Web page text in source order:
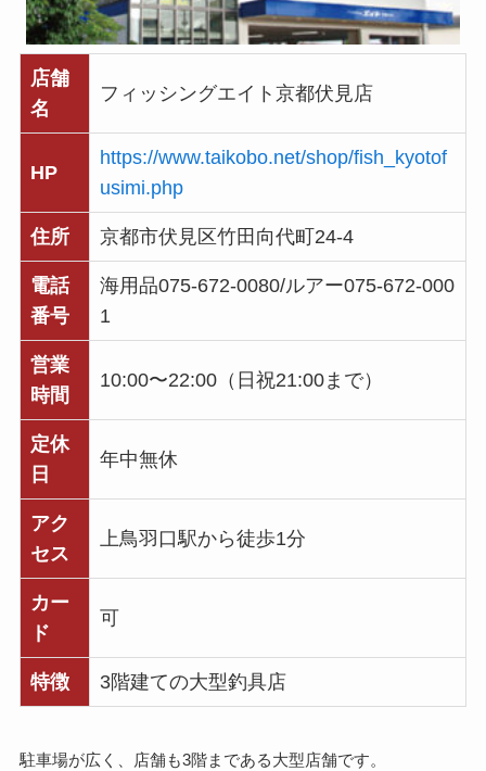
店舗
名
フィッシングエイト京都伏見店
HP
https://www.taikobo.net/shop/fish_kyotof
usimi.php
住所 京都市伏見区竹田向代町24-4
電話
番号
海用品075-672-0080/ルアー075-672-000
1
営業
時間
10:00〜22:00（日祝21:00まで）
定休
日
年中無休
アク
セス
上鳥羽口駅から徒歩1分
カー
ド
可
特徴 3階建ての大型釣具店
駐車場が広く、店舗も3階まである大型店舗です。